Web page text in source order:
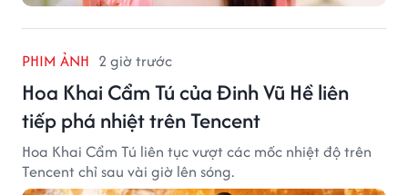
PHIM ẢNH 2 giờ trước
Hoa Khai Cẩm Tú của Đinh Vũ Hề liên
tiếp phá nhiệt trên Tencent
Hoa Khai Cẩm Tú liên tục vượt các mốc nhiệt độ trên
Tencent chỉ sau vài giờ lên sóng.